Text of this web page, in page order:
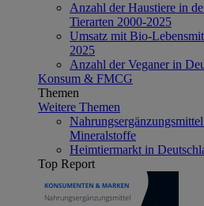
Anzahl der Haustiere in
Tierarten 2000-2025
Umsatz mit Bio-
2025
Anzahl der Veganer in
Konsum & FMCG
Themen
Weitere Themen
Mineralstoffe
Heimtiermarkt in
Top Report